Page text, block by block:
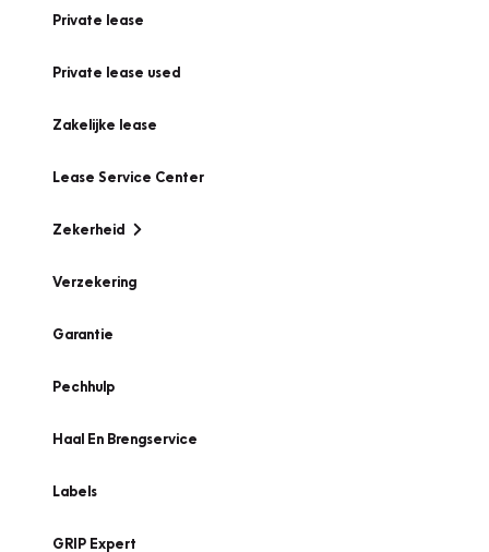
Private lease
Private lease used
Zakelijke lease
Lease Service Center
Zekerheid
Verzekering
Garantie
Pechhulp
Haal En Brengservice
Labels
GRIP Expert